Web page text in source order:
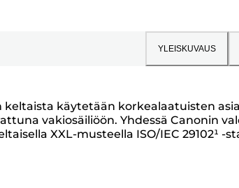
YLEISKUVAUS
keltaista käytetään korkealaatuisten
vakiosäiliöön. Yhdessä Canonin
XXL-musteella ISO/IEC 29102¹ -